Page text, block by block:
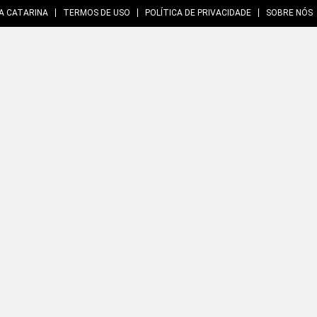
CATARINA TERMOS DE USO POLÍTICA DE PRIVACIDADE SOBRE NÓS